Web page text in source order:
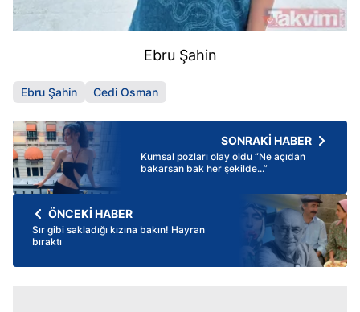
Ebru Şahin
Ebru Şahin Cedi Osman
SONRAKİ HABER
Kumsal pozları olay oldu “Ne açıdan
bakarsan bak her şekilde...”
ÖNCEKİ HABER
Sır gibi sakladığı kızına bakın! Hayran
bıraktı